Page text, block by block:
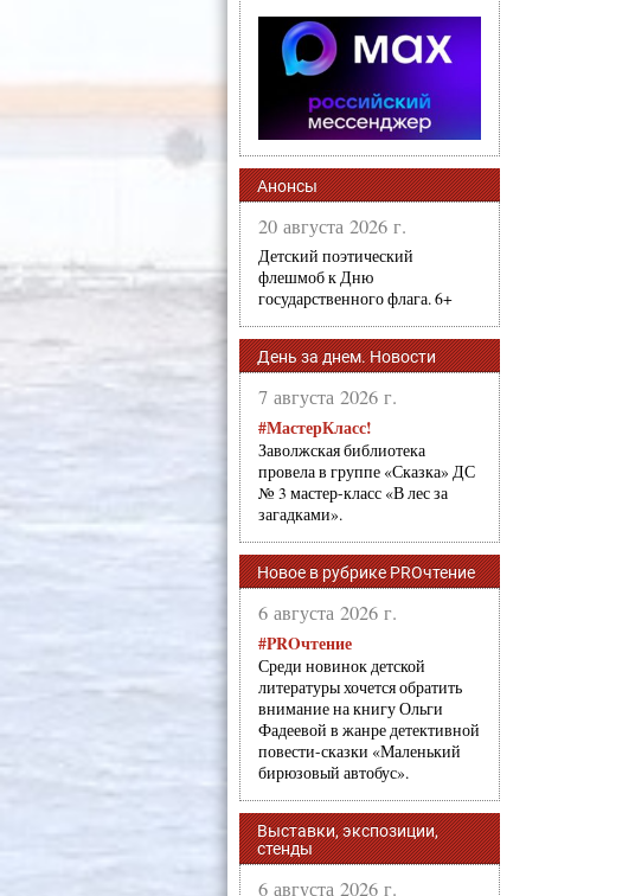
Анонсы
20 августа 2026 г.
Детский поэтический
флешмоб к Дню
государственного флага. 6+
День за днем. Новости
7 августа 2026 г.
#МастерКласс!
Заволжская библиотека
провела в группе «Сказка» ДС
№ 3 мастер-класс «В лес за
загадками».
Новое в рубрике PROчтение
6 августа 2026 г.
#PROчтение
Среди новинок детской
литературы хочется обратить
внимание на книгу Ольги
Фадеевой в жанре детективной
повести-сказки «Маленький
бирюзовый автобус».
Выставки, экспозиции,
стенды
6 августа 2026 г.